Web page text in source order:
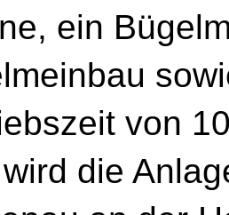
ein
von
die